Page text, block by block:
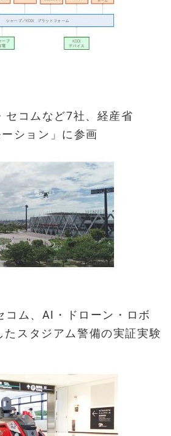
セコムなど7社、経産省
ーション」に参画
コム、AI・ドローン・ロボ
たスタジアム警備の実証実験